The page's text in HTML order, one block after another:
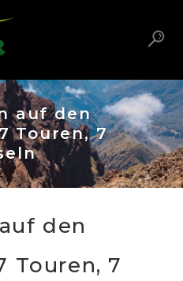
auf den
Touren, 7
den
Touren, 7